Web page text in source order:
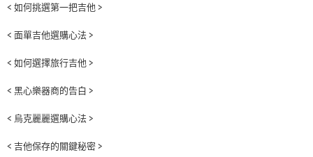
< 如何挑選第一把吉他 >
< 面單吉他選購心法 >
< 如何選擇旅行吉他 >
< 黑心樂器商的告白 >
< 烏克麗麗選購心法 >
< 吉他保存的關鍵秘密 >